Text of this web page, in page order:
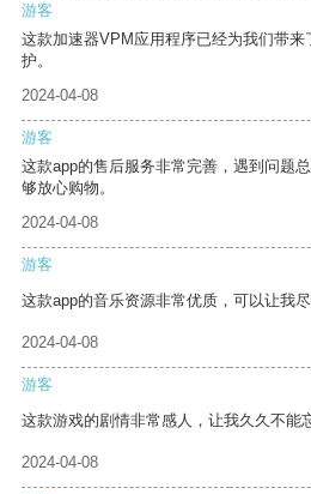
游客
这款加速器VPM应用程序已经为我们带
护。
2024-04-08
游客
这款app的售后服务非常完善，遇到问题
够放心购物。
2024-04-08
游客
这款app的音乐资源非常优质，可以让我
2024-04-08
游客
这款游戏的剧情非常感人，让我久久不能
2024-04-08